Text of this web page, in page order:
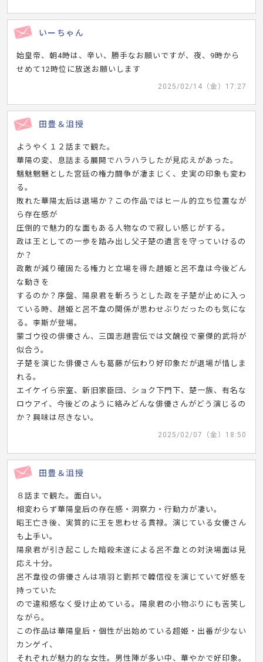
いーちゃん
始皇帝、朝4時は、辛い、勝手なお願いですが、夜、9時から
せめて12時位に放送お願いします
2025/02/14（金）17:27
田豊＆沮授
ようやく１２話まで観た。
華陽の変、息詰まる展開でハラハラしたが見応えがあった。
魑魅魍魎とした宮廷の権力闘争が凄まじく、史実の印象も変わ
る。
敗れた華陽太后は退場か？この作品ではヒール的立ち位置なが
ら存在感が
圧倒的で魅力的な面もある人物なので寂しい感じがする。
政は王としての一歩を踏み出し父子楚の遺言を守っていけるの
か？
政敵が減り確固たる権力と立場を得た趙姫と呂不韋は今後どん
な動きを
するのか？序盤、陽泉君を斬ろうとした政を子楚が止めに入っ
ている時、趙姫と呂不韋の関係が思わせぶりだったのも気にな
る。李斯が登場。
蒙ゴウ役の俳優さん、三国志趙雲伝では文醜役で豪傑的武将が
似合う。
子楚を演じた俳優さんも葛藤が伝わり好印象だが退場が惜しま
れる。
エイケイら宗室、新旧家臣団、ショク下門下、楚一族、有名な
ロウアイ、今後どのように絡みどんな俳優さんがどう演じるの
か？興味は尽きない。
2025/02/07（金）18:50
田豊＆沮授
８話まで観た。面白い。
相変わらず華陽皇后の存在感・洞察力・行動力が凄い。
昭王亡き後、実質的に王を思わせる貫禄。演じている女優さん
も上手い。
陽泉君が引き起こした暗殺未遂による呂不韋との対決場面は見
応え十分。
呂不韋役の俳優さんは項羽と劉邦で韓信役を演じていて好感を
持っていた
ので違和感なく受け止めている。陽泉君の小物ぶりにも苦笑し
ながら。
この作品は華陽皇后・個性が出始めている超姫・出番が少ない
カンゲイ、
それぞれが魅力的な女性。男性陣が多い中、華やかで好印象。